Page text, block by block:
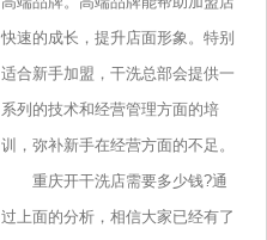
快速的成长，提升店面形象。特别
适合新手加盟，干洗总部会提供一
系列的技术和经营管理方面的培
训，弥补新手在经营方面的不足。
重庆开干洗店需要多少钱?通
过上面的分析，相信大家已经有了